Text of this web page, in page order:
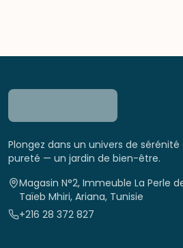
Plongez dans un univers de sérénité
pureté — un jardin de bien-être.
Magasin N°2, Immeuble La Perle
Taïeb Mhiri, Ariana, Tunisie
+216 28 372 827